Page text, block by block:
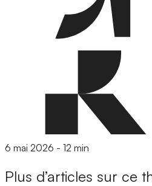
6 mai 2026 - 12 min
Plus d’articles sur ce